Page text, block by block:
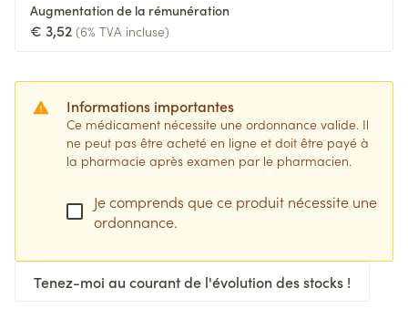
Augmentation de la rémunération
€ 3,52 (6% TVA incluse)
Informations importantes
Ce médicament nécessite une ordonnance valide. Il
ne peut pas être acheté en ligne et doit être payé à
la pharmacie après examen par le pharmacien.
Je comprends que ce produit nécessite une
ordonnance.
Tenez-moi au courant de l'évolution des stocks !